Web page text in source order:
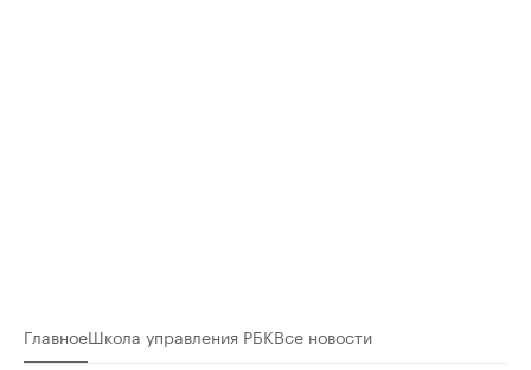
ГлавноеШкола управления РБКВсе новости